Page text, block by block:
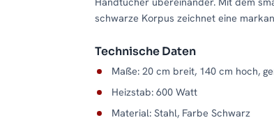
schwarze Korpus zeichnet eine
Technische Daten
Maße: 20 cm breit, 140 cm hoch,
Heizstab: 600 Watt
Material: Stahl, Farbe Schwarz